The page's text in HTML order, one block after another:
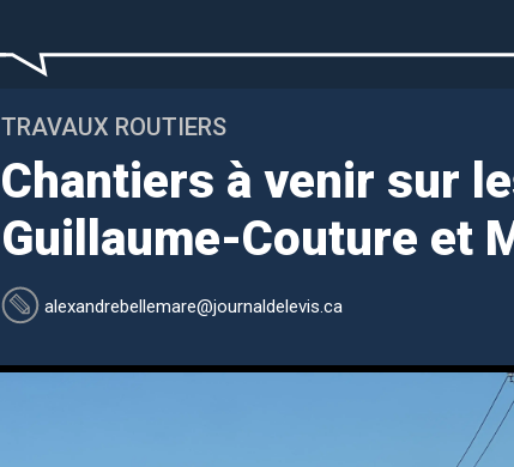
TRAVAUX ROUTIERS
Chantiers à venir sur
Guillaume-Couture et
alexandrebellemare@journaldelevis.ca